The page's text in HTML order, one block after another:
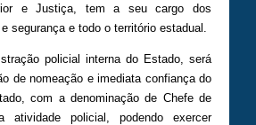
e Justiça, tem a seu cargo dos
segurança e todo o território estadual.
policial interna do Estado, será
de nomeação e imediata confiança do
com a denominação de Chefe de
atividade policial, podendo exercer